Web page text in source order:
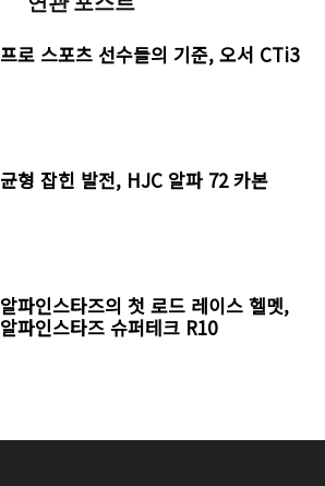
프로 스포츠 선수들의 기준, 오서 CTi3
균형 잡힌 발전, HJC 알파 72 카본
알파인스타즈의 첫 로드 레이스 헬멧,
알파인스타즈 슈퍼테크 R10